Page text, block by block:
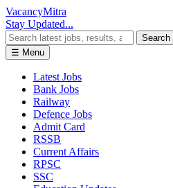
VacancyMitra
Stay Updated...
Search
☰ Menu
Latest Jobs
Bank Jobs
Railway
Defence Jobs
Admit Card
RSSB
Current Affairs
RPSC
SSC